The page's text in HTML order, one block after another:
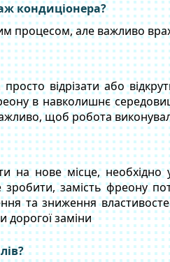
кондиціонера?
процесом, але важливо
відрізати або
в навколишнє
щоб робота
на нове місце, необхідно
замість фреону
та зниження
дорогої заміни